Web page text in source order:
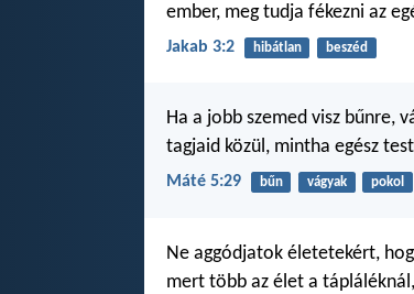
ember, meg tudja fékezni az
Jakab 3:2 hibátlan beszéd
Ha a jobb szemed visz bűnre,
tagjaid közül, mintha egész
Máté 5:29 bűn vágyak pokol
Ne aggódjatok életetekért,
mert több az élet a